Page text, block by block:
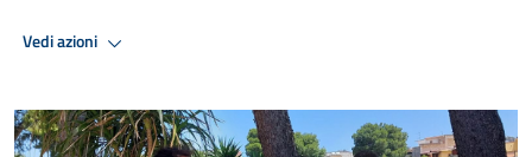
Vedi azioni